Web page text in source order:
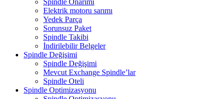
Elektrik motoru sarımı
Yedek Parça
Sorunsuz Paket
Spindle Takibi
İndirilebilir Belgeler
Spindle Değişimi
Spindle Değişimi
Mevcut Exchange Spindle’lar
Spindle Oteli
Spindle Optimizasyonu